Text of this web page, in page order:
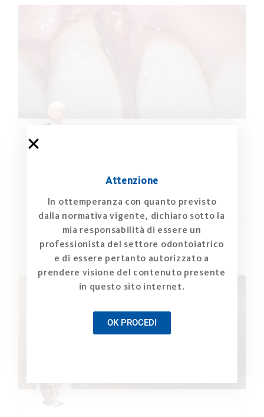
Rigenerazione parodontale di un difetto
GUARDA -->
Pierpaolo Cortellini
Attenzione
In ottemperanza con quanto previsto
dalla normativa vigente, dichiaro sotto la
mia responsabilità di essere un
professionista del settore odontoiatrico
e di essere pertanto autorizzato a
prendere visione del contenuto presente
in questo sito internet.
OK PROCEDI